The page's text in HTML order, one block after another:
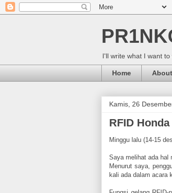
I'll write what I want
Home
Kamis, 26
RFID
Minggu lalu (14-15
Saya melihat ada hal
Menurut saya,
kali ada dalam acara